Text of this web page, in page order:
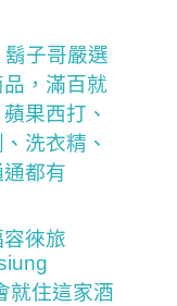
鬍子哥嚴選
，滿百就
果西打、
洗衣精、
都有
容徠旅
就住這家酒